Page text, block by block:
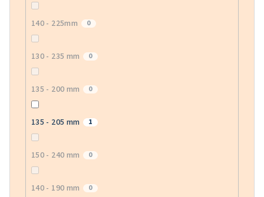
140 - 225mm 0
130 - 235 mm 0
135 - 200 mm 0
135 - 205 mm 1
150 - 240 mm 0
140 - 190 mm 0